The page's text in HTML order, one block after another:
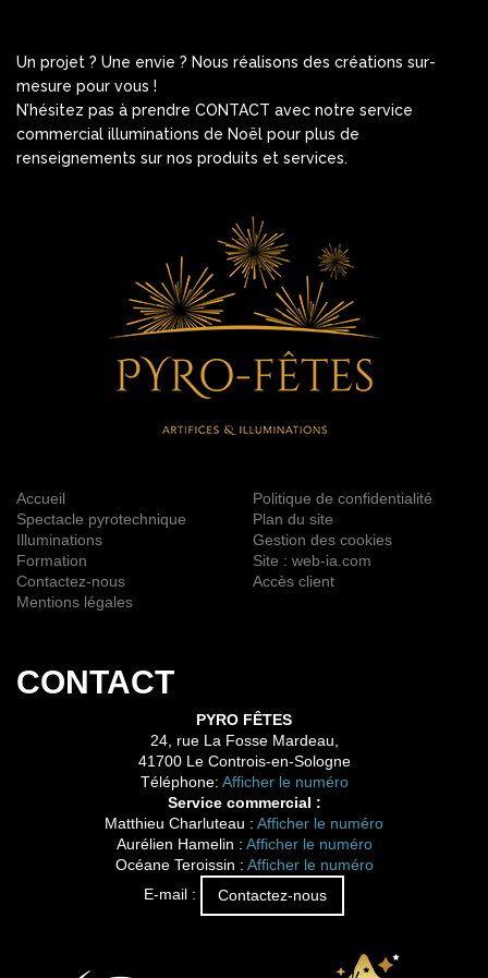
Un projet ? Une envie ? Nous réalisons des créations sur-
mesure pour vous !
N’hésitez pas à prendre CONTACT avec notre service
commercial illuminations de Noël pour plus de
renseignements sur nos produits et services.
Accueil
Spectacle pyrotechnique
Illuminations
Formation
Contactez-nous
Mentions légales
Politique de confidentialité
Plan du site
Gestion des cookies
Site : web-ia.com
Accès client
CONTACT
PYRO FÊTES
24, rue La Fosse Mardeau,
41700 Le Controis-en-Sologne
Téléphone: Afficher le numéro
Service commercial :
Matthieu Charluteau : Afficher le numéro
Aurélien Hamelin : Afficher le numéro
Océane Teroissin : Afficher le numéro
E-mail :
Contactez-nous